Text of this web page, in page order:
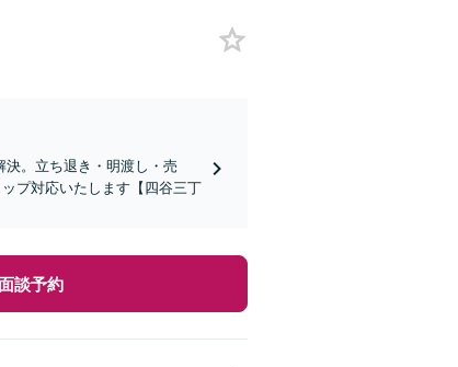
決。立ち退き・明渡し・売
プ対応いたします【四谷三丁
談予約